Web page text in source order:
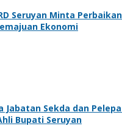
Seruyan Minta
Ekonomi
Jabatan Sekda dan
Bupati Seruyan